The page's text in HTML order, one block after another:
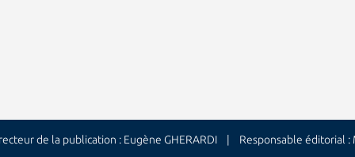
de la publication : Eugène GHERARDI | Responsable éditorial :